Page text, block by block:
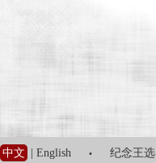
中文 English · 纪念王选